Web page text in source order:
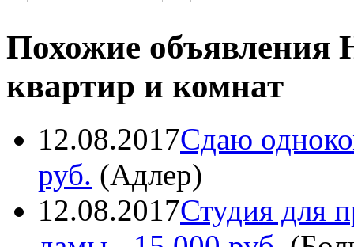
Похожие объявления
квартир и комнат
12.08.2017Сдаю
руб. (Адлер)
12.08.2017Студия для